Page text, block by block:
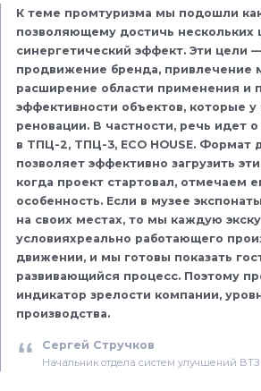
К теме промтуризма мы подошли как
позволяющему достичь нескольких
синергетический эффект. Эти цели
продвижение бренда, привлечение
расширение области применения и
эффективности объектов, которые у
реновации. В частности, речь идет
в ТПЦ-2, ТПЦ-3, ECO HOUSE. Формат
позволяет эффективно загрузить
когда проект стартовал, отмечаем
особенность. Если в музее
на своих местах, то мы каждую
условияхреально работающего
движении, и мы готовы показать
развивающийся процесс. Поэтому
индикатор зрелости компании,
производства.
Сергей Стручков
Начальник отдела систем улучшений ВТЗ